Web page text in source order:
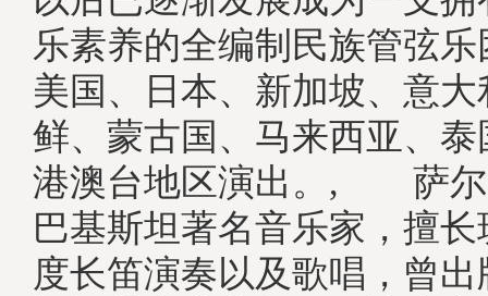
乐素养的全编制民族管弦
美国、日本、新加坡、意
鲜、蒙古国、马来西亚、
港澳台地区演出。, 萨尔
巴基斯坦著名音乐家，擅
度长笛演奏以及歌唱，曾